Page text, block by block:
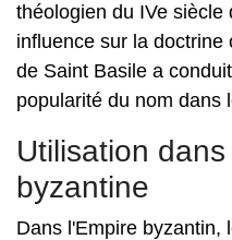
théologien du IVe siècle
influence sur la doctrine
de Saint Basile a
popularité du nom dans
Utilisation
byzantine
Dans l'Empire byzantin,